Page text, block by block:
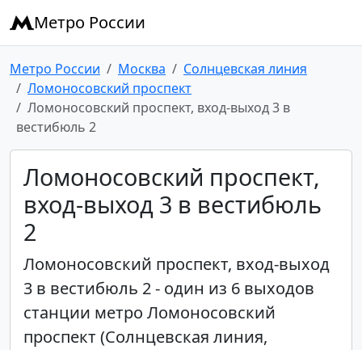
Метро России
Метро России Москва
Солнцевская линия
Ломоносовский проспект
Ломоносовский проспект, вход-выход 3 в
вестибюль 2
Ломоносовский проспект,
вход-выход 3 в вестибюль
2
Ломоносовский проспект, вход-выход
3 в вестибюль 2 - один из 6 выходов
станции метро Ломоносовский
проспект (Солнцевская линия,